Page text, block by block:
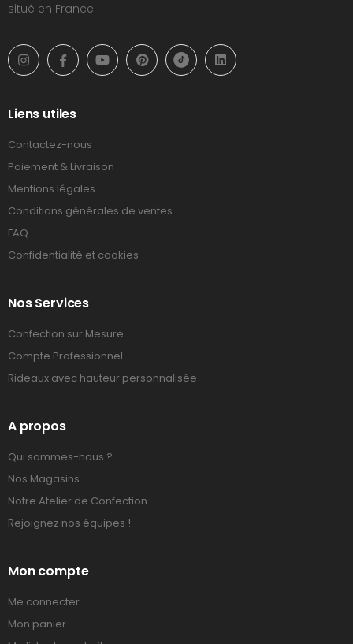
situé en France.
Liens utiles
Contactez-nous
Paiement & Livraison
Mentions légales
Conditions générales de ventes
FAQ
Confidentialité et cookies
Nos Services
Confection sur Mesure
Compte Professionnel
Rideaux avec hauteur personnalisée
A propos
Qui sommes-nous ?
Nos Magasins
Notre Atelier de Confection
Rejoignez nos équipes !
Mon compte
Me connecter
Mon panier